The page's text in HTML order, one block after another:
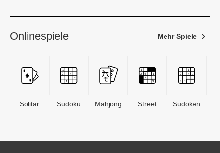
Onlinespiele Mehr Spiele
Solitär Sudoku Mahjong Street Sudoken